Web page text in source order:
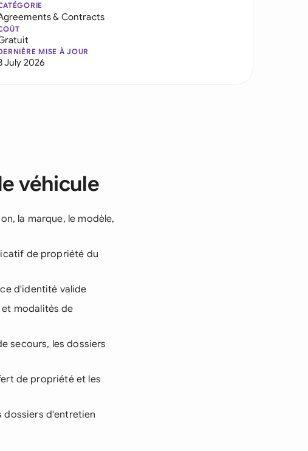
& Contracts
MISE À JOUR
July 2026
véhicule
la marque, le modèle,
de propriété du
d'identité valide
modalités de
secours, les dossiers
de propriété et les
dossiers d'entretien